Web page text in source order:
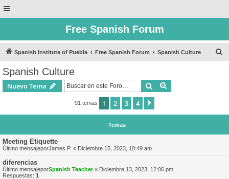
Free Spanish Forum
Spanish Institute of Puebla Free Spanish Forum Spanish Culture
Spanish Culture
Nuevo Tema Buscar
91 temas 1 2 3 4
Temas
Meeting Etiquette
Último mensajeporJames P. « Diciembre 15, 2023, 10:49 am
diferencias
Último mensajeporSpanish Teacher« Diciembre 13, 2023, 12:06 pm
Respuestas: 1